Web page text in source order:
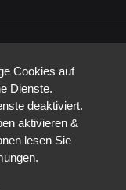
das Land
“Digitalen und
Cookies auf
Dienste.
deaktiviert.
aktivieren &
lesen Sie